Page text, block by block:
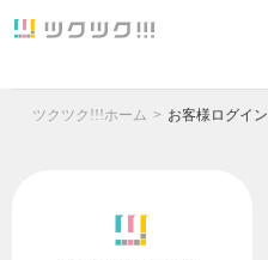
ツクツク!!!ホーム お客様ログイン